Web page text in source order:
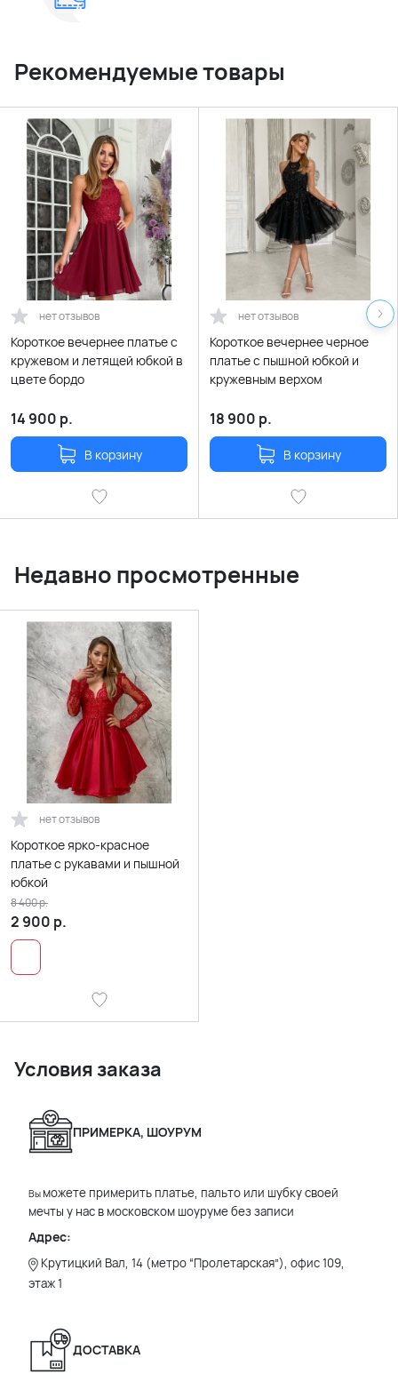
Рекомендуемые товары
нет отзывов
Короткое вечернее платье с
кружевом и летящей юбкой в
цвете бордо
14 900 р.
В корзину
нет отзывов
Короткое вечернее черное
платье с пышной юбкой и
кружевным верхом
18 900 р.
В корзину
Недавно просмотренные
нет отзывов
Короткое ярко-красное
платье с рукавами и пышной
юбкой
2 900 р.
8 400р.
Условия заказа
ПРИМЕРКА, ШОУРУМ
Вы можете примерить платье, пальто или шубку своей
мечты у нас в московском шоуруме без записи
Адрес:
Крутицкий Вал, 14 (метро “Пролетарская”), офис 109,
этаж 1
ДОСТАВКА